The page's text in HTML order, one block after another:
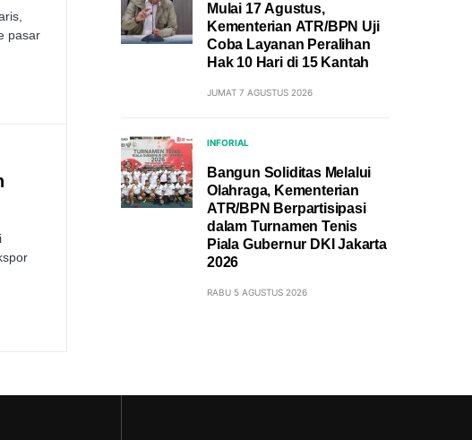
pasar
Mulai 17 Agustus,
Kementerian ATR/BPN Uji
Coba Layanan Peralihan
Hak 10 Hari di 15 Kantah
JUMAT 7 AGUSTUS 2026
INFORIAL
Bangun Soliditas Melalui
Olahraga, Kementerian
ATR/BPN Berpartisipasi
dalam Turnamen Tenis
Piala Gubernur DKI Jakarta
2026
RABU 5 AGUSTUS 2026